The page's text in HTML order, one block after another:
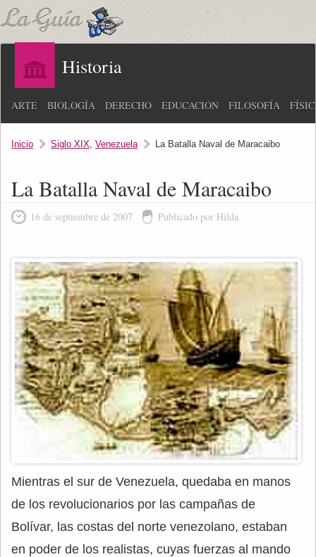
Historia
ARTE BIOLOGÍA DERECHO EDUCACIÓN FILOSOFÍA
Inicio Siglo XIX, Venezuela La Batalla Naval de Maracaibo
La Batalla Naval de Maracaibo
16 de septiembre de 2007 Publicado por Hilda
Mientras el sur de Venezuela, quedaba en manos
de los revolucionarios por las campañas de
Bolívar, las costas del norte venezolano, estaban
en poder de los realistas, cuyas fuerzas al mando